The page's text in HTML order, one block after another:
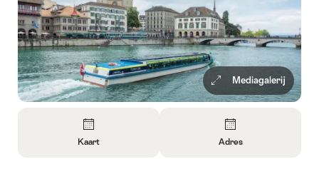
Mediagalerij
Kaart Adres